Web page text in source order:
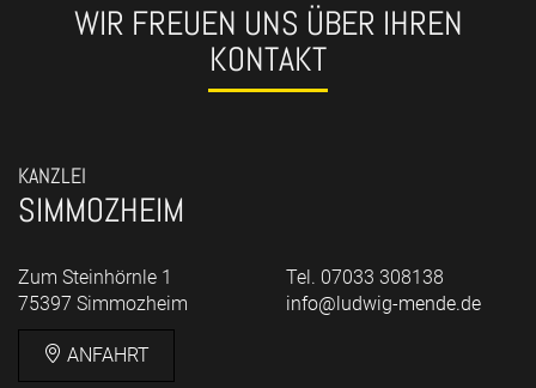
WIR FREUEN UNS ÜBER IHREN
KONTAKT
KANZLEI
SIMMOZHEIM
Zum Steinhörnle 1
75397 Simmozheim
ANFAHRT
Tel. 07033 308138
info@ludwig-mende.de